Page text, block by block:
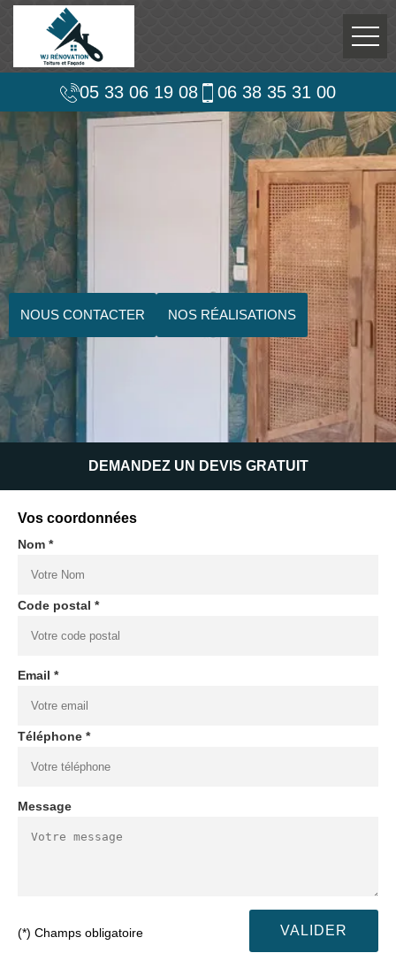
05 33 06 19 08 06 38 35 31 00
NOUS CONTACTER NOS RÉALISATIONS
DEMANDEZ UN DEVIS GRATUIT
Vos coordonnées
Nom *
Code postal *
Email *
Téléphone *
Message
(*) Champs obligatoire